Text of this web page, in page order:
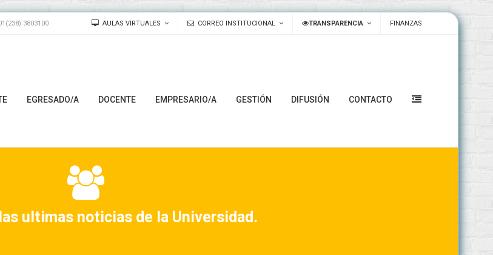
3803100 AULAS VIRTUALES CORREO INSTITUCIONAL TRANSPARENCIA FINANZAS
EGRESADO/A DOCENTE EMPRESARIO/A GESTIÓN DIFUSIÓN CONTACTO
ultimas noticias de la Universidad.